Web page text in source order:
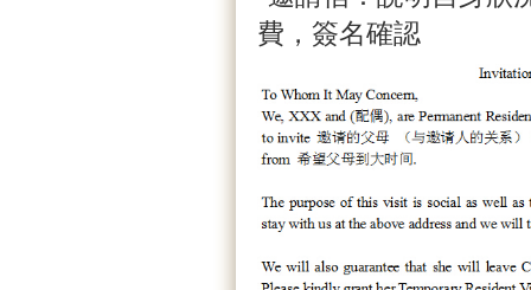
費，簽名確認